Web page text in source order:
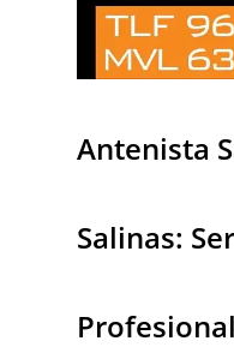
Antenista
Salinas: